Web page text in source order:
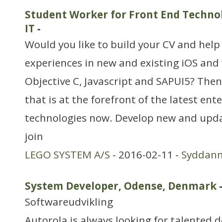
Student Worker for Front End
IT -
Would you like to build your CV and
experiences in new and existing iOS
Objective C, Javascript and SAPUI5?
that is at the forefront of the latest
technologies now. Develop new and
join
LEGO SYSTEM A/S - 2016-02-11 -
System Developer, Odense, Denmark -
Softwareudvikling